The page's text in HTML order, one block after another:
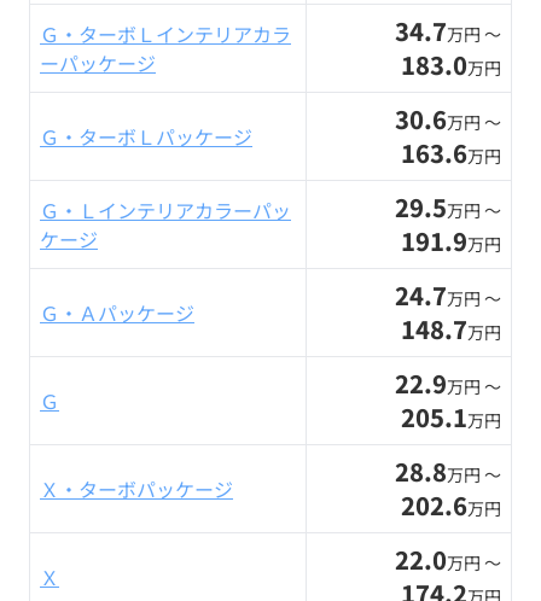
Ｇ・ターボＬインテリアカラ
ーパッケージ
34.7万円 〜
183.0万円
Ｇ・ターボＬパッケージ 30.6万円 〜
163.6万円
Ｇ・Ｌインテリアカラーパッ
ケージ
29.5万円 〜
191.9万円
Ｇ・Ａパッケージ 24.7万円 〜
148.7万円
Ｇ 22.9万円 〜
205.1万円
Ｘ・ターボパッケージ 28.8万円 〜
202.6万円
Ｘ 22.0万円 〜
174.2万円